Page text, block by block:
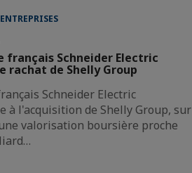
français Schneider Electric
rachat de Shelly Group
Schneider Electric
à l'acquisition de Shelly Group, sur
valorisation boursière proche